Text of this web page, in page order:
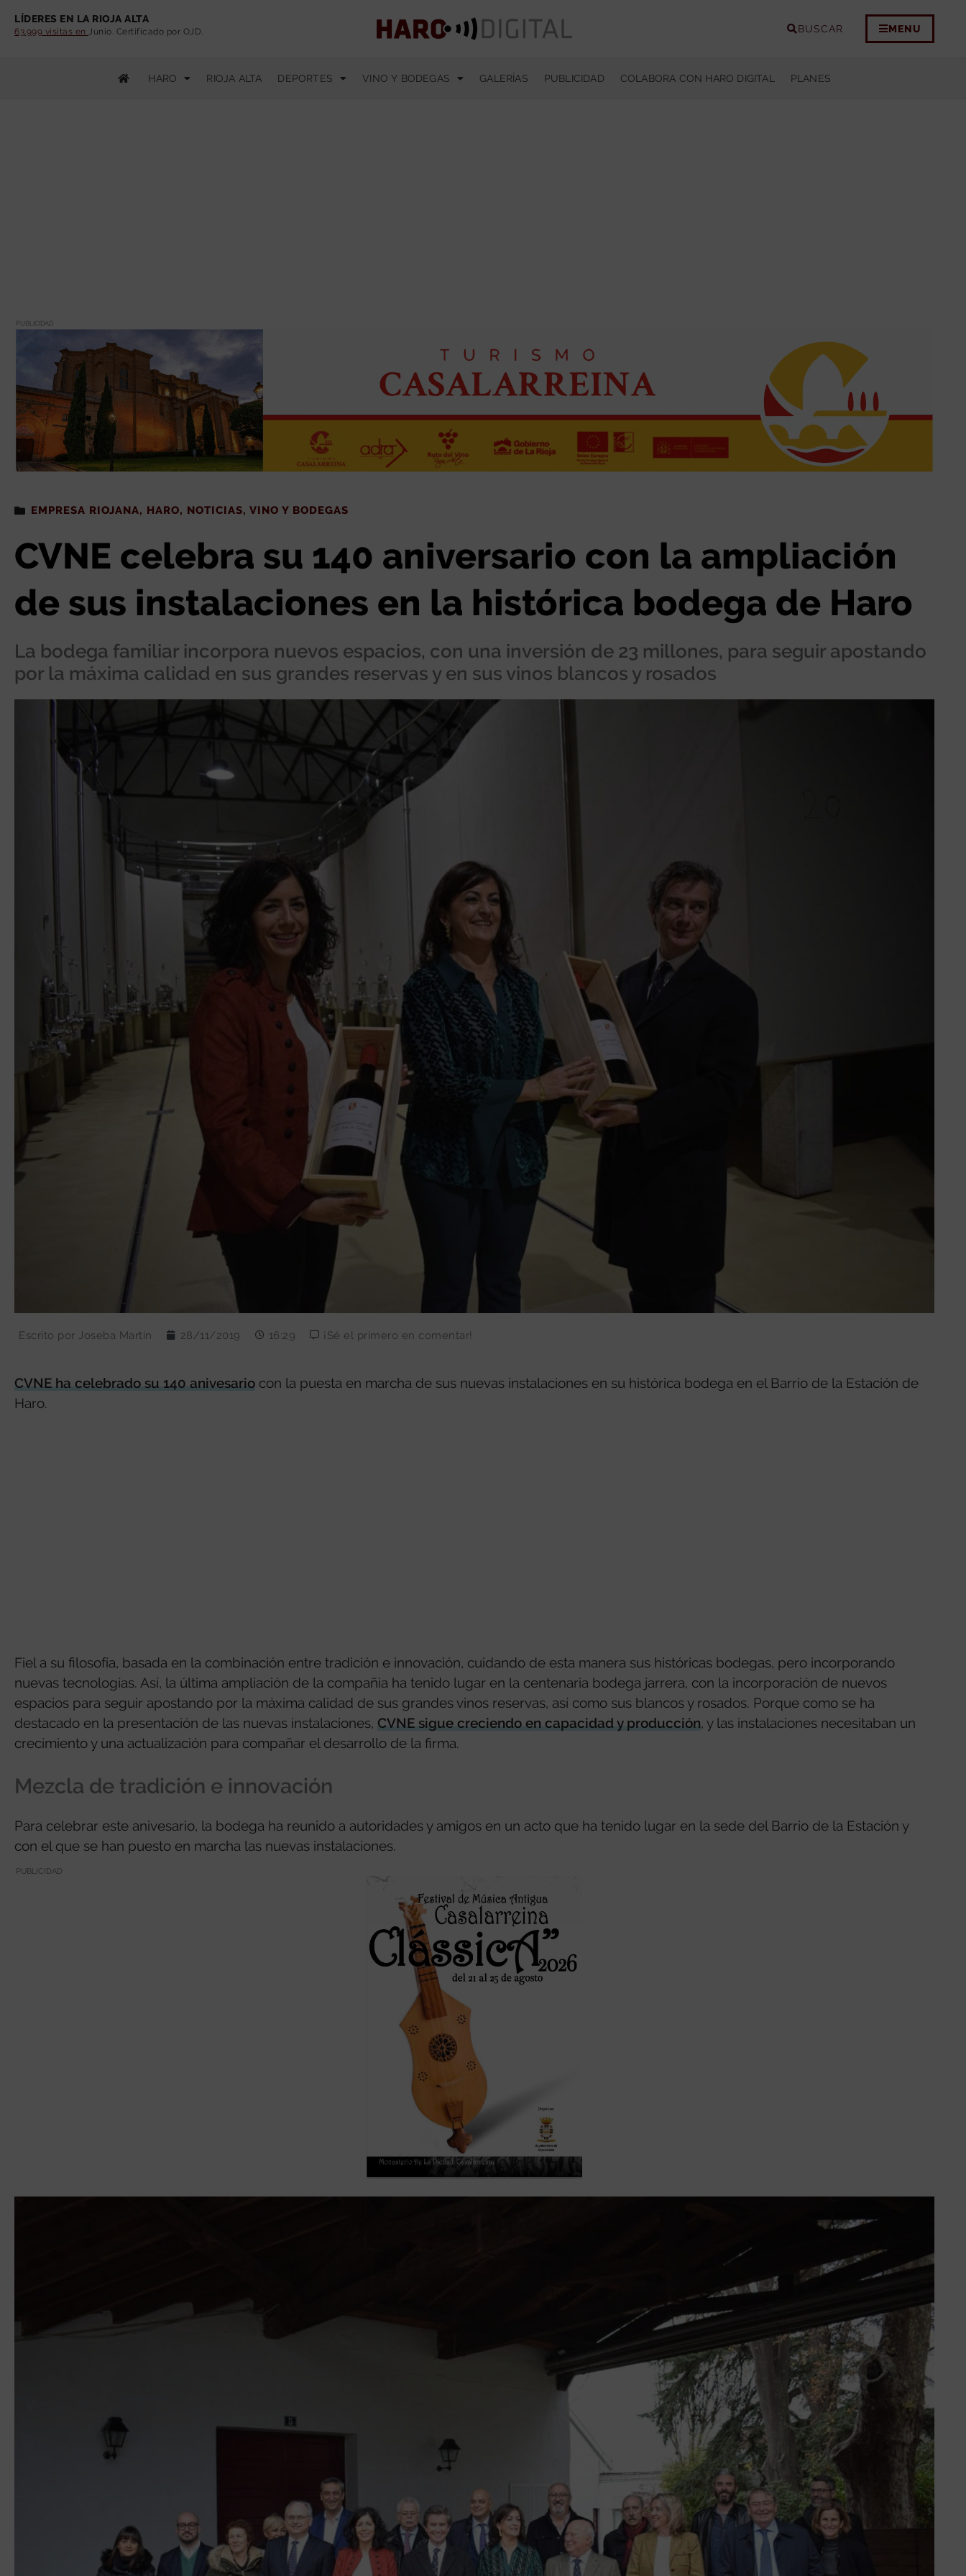
LÍDERES EN LA RIOJA ALTA
63.999 visitas en Junio. Certificado por OJD. BUSCAR MENU
HARO RIOJA ALTA DEPORTES VINO Y BODEGAS GALERÍAS PUBLICIDAD COLABORA CON HARO DIGITAL PLANES
PUBLICIDAD
Estás leyendo : CVNE celebra su 140 aniversario con la ampliación de sus instalaciones en la histórica bodega de Haro
EMPRESA RIOJANA, HARO, NOTICIAS, VINO Y BODEGAS
CVNE celebra su 140 aniversario con la ampliación
de sus instalaciones en la histórica bodega de Haro
La bodega familiar incorpora nuevos espacios, con una inversión de 23 millones, para seguir apostando
por la máxima calidad en sus grandes reservas y en sus vinos blancos y rosados
Escrito por Joseba Martín 28/11/2019 16:29 ¡Sé el primero en comentar!
CVNE ha celebrado su 140 anivesario con la puesta en marcha de sus nuevas instalaciones en su histórica bodega en el Barrio de la Estación de
Haro.
Fiel a su filosofía, basada en la combinación entre tradición e innovación, cuidando de esta manera sus históricas bodegas, pero incorporando
nuevas tecnologías. Así, la última ampliación de la compañia ha tenido lugar en la centenaria bodega jarrera, con la incorporación de nuevos
espacios para seguir apostando por la máxima calidad de sus grandes vinos reservas, así como sus blancos y rosados. Porque como se ha
destacado en la presentación de las nuevas instalaciones, CVNE sigue creciendo en capacidad y producción, y las instalaciones necesitaban un
crecimiento y una actualización para compañar el desarrollo de la firma.
Mezcla de tradición e innovación
Para celebrar este anivesario, la bodega ha reunido a autoridades y amigos en un acto que ha tenido lugar en la sede del Barrio de la Estación y
con el que se han puesto en marcha las nuevas instalaciones.
PUBLICIDAD